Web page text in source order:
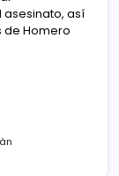
así
de Homero